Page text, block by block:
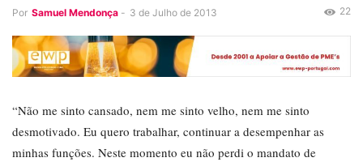
Por Samuel Mendonça - 3 de Julho de 2013 22
“Não me sinto cansado, nem me sinto velho, nem me sinto
desmotivado. Eu quero trabalhar, continuar a desempenhar as
minhas funções. Neste momento eu não perdi o mandato de